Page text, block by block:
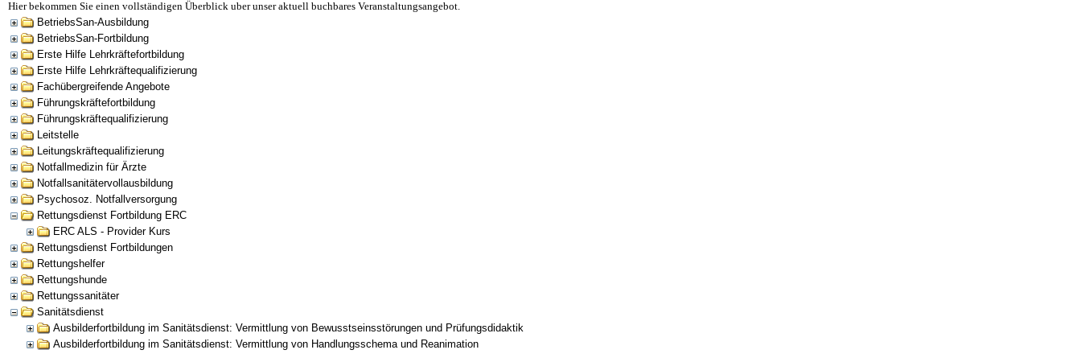
Hier bekommen Sie einen vollständigen Überblick uber unser aktuell buchbares Veranstaltungsangebot.
BetriebsSan-Ausbildung
BetriebsSan-Fortbildung
Erste Hilfe Lehrkräftefortbildung
Erste Hilfe Lehrkräftequalifizierung
Fachübergreifende Angebote
Führungskräftefortbildung
Führungskräftequalifizierung
Leitstelle
Leitungskräftequalifizierung
Notfallmedizin für Ärzte
Notfallsanitätervollausbildung
Psychosoz. Notfallversorgung
Rettungsdienst Fortbildung ERC
ERC ALS - Provider Kurs
Rettungsdienst Fortbildungen
Rettungshelfer
Rettungshunde
Rettungssanitäter
Sanitätsdienst
Ausbilderfortbildung im Sanitätsdienst: Vermittlung von Bewusstseinsstörungen und Prüfungsdidaktik
Ausbilderfortbildung im Sanitätsdienst: Vermittlung von Handlungsschema und Reanimation